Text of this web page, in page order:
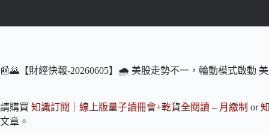
📰🌄【財經快報-20260605】🌧 美股走勢不一，輪動模式啟動
請購買 知識訂閱｜線上版量子讀冊會+乾貨全閱讀 – 月繳制 or
文章。